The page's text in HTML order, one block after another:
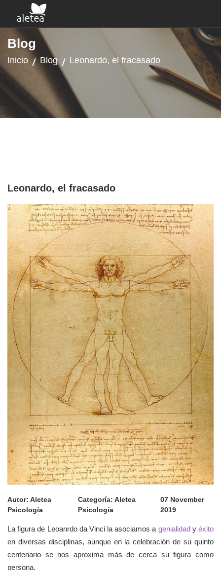
Blog
Inicio Blog Leonardo, el fracasado
Leonardo, el fracasado
Autor: Aletea
Psicología
Categoría: Aletea
Psicología
07 November
2019
La figura de Leoanrdo da Vinci la asociamos a genialidadyéxito
en diversas disciplinas, aunque en la celebración de su quinto
centenario se nos aproxima más de cerca su figura como
persona.